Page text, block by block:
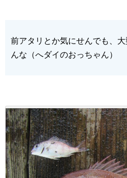
前アタリとか気にせんでも、
んな（へダイのおっちゃん）